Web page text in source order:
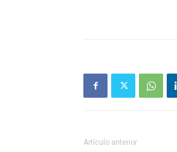
Artículo anterior